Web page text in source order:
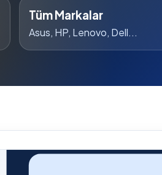
Tüm Markalar
Asus, HP, Lenovo, Dell...